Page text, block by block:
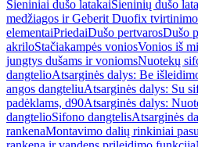
Sieniniai dušo latakaiSieninių dušo
medžiagos ir Geberit Duofix
elementaiPriedaiDušo pertvarosDušo
akriloStačiakampės voniosVonios iš
jungtys dušams ir voniomsNuotekų
dangtelioAtsarginės dalys: Be
angos dangteliuAtsarginės dalys: Su
padėklams, d90Atsarginės dalys:
dangtelioSifono dangtelisAtsarginės
rankenaMontavimo dalių rinkiniai